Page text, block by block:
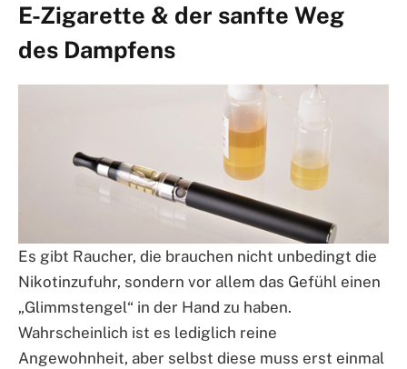
E-Zigarette & der sanfte Weg
des Dampfens
Es gibt Raucher, die brauchen nicht unbedingt die
Nikotinzufuhr, sondern vor allem das Gefühl einen
„Glimmstengel“ in der Hand zu haben.
Wahrscheinlich ist es lediglich reine
Angewohnheit, aber selbst diese muss erst einmal